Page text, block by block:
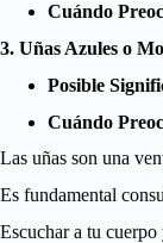
Cuándo
3. Uñas Azules o
Posible
Cuándo
Las uñas son una
Es fundamental
Escuchar a tu cuerpo